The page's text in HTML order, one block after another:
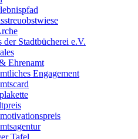
der Stadtbücherei e.V.
Ehrenamt
Engagement
Tafel